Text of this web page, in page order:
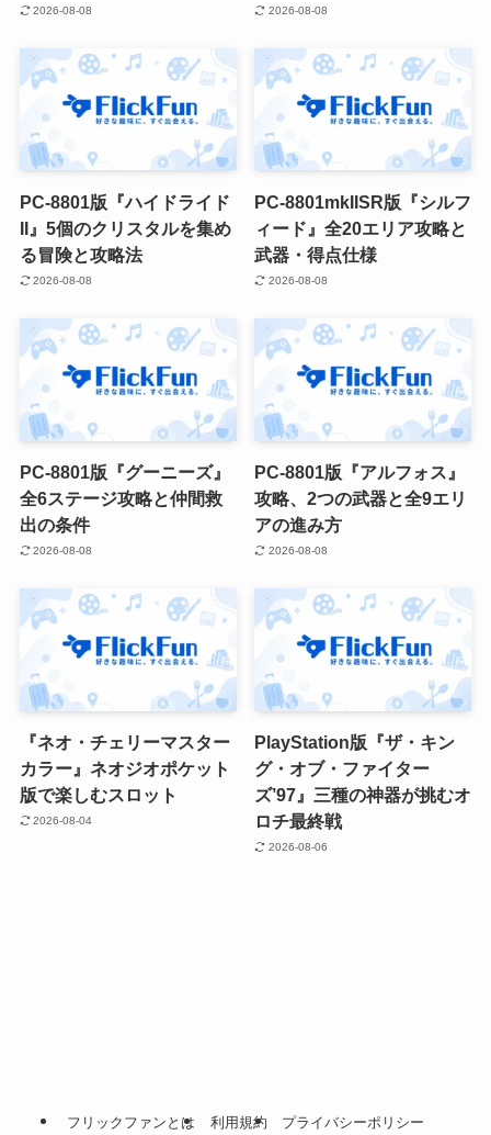
2026-08-08 2026-08-08
PC-8801版『ハイドライド
II』5個のクリスタルを集め
る冒険と攻略法
2026-08-08
PC-8801mkIISR版『シルフ
ィード』全20エリア攻略と
武器・得点仕様
2026-08-08
PC-8801版『グーニーズ』
全6ステージ攻略と仲間救
出の条件
2026-08-08
PC-8801版『アルフォス』
攻略、2つの武器と全9エリ
アの進み方
2026-08-08
『ネオ・チェリーマスター
カラー』ネオジオポケット
版で楽しむスロット
2026-08-04
PlayStation版『ザ・キン
グ・オブ・ファイター
ズ’97』三種の神器が挑むオ
ロチ最終戦
2026-08-06
フリックファンとは 利用規約 プライバシーポリシー